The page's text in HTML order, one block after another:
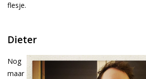
flesje.
Dieter
Nog
maar